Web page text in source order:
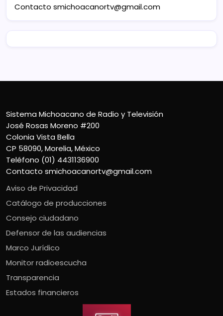
Contacto smichoacanortv@gmail.com
Sistema Michoacano de Radio y Televisión
José Rosas Moreno #200
Colonia Vista Bella
CP 58090, Morelia, México
Teléfono (01) 4431136900
Contacto smichoacanortv@gmail.com
Aviso de Privacidad
Catálogo de producciones
Consejo ciudadano
Defensor de las audiencias
Marco Jurídico
Monitor radioescucha
Transparencia
Estados financieros